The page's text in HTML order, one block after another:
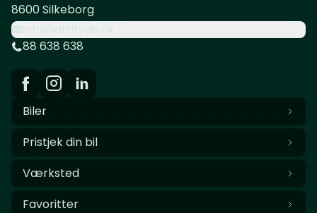
8600 Silkeborg
info@attityde.dk
88 638 638
Biler
Pristjek din bil
Værksted
Favoritter